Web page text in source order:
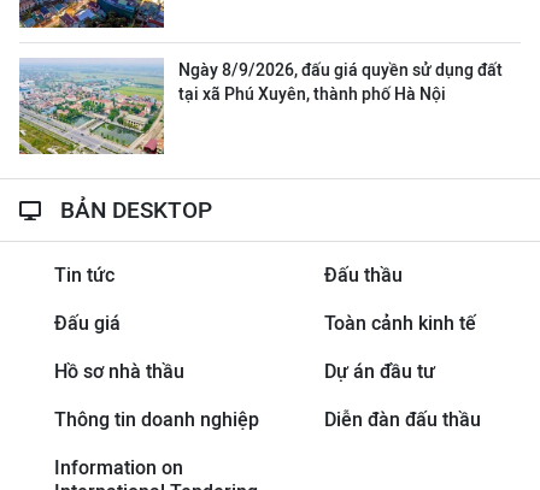
Ngày 8/9/2026, đấu giá quyền sử dụng đất
tại xã Phú Xuyên, thành phố Hà Nội
BẢN DESKTOP
Tin tức Đấu thầu
Đấu giá Toàn cảnh kinh tế
Hồ sơ nhà thầu Dự án đầu tư
Thông tin doanh nghiệp Diễn đàn đấu thầu
Information on